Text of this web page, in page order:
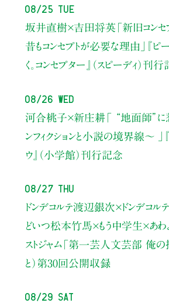
08/25 Tue
坂井直樹×吉田将英「新旧コン
昔もコンセプトが必要な理由」
『ピ
く。コンセプター』（スピーディ）刊
08/26 Wed
河合桃子×新庄耕「 “地面師”に
ンフィクションと小説の境界線〜 」
ウ』（小学館）刊行記念
08/27 Thu
ドンデコルテ渡辺銀次×ドンデコ
どいつ松本竹馬×もう中学生×あわ
ストジャム「第一芸人文芸部 俺の推
と） 第30回公開収録
08/29 Sat